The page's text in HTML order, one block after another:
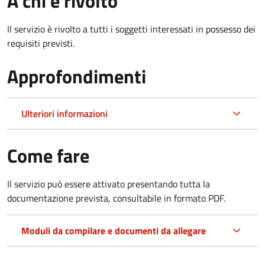
Il servizio è rivolto a tutti i soggetti interessati in possesso dei
requisiti previsti.
Approfondimenti
Ulteriori informazioni
Come fare
Il servizio può essere attivato presentando tutta la
documentazione prevista, consultabile in formato PDF.
Moduli da compilare e documenti da allegare